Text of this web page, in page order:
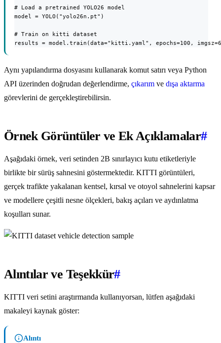
# Load a pretrained YOLO26 model
model = YOLO("yolo26n.pt")
# Train on kitti dataset
results = model.train(data="kitti.yaml", epochs=100,
Aynı yapılandırma dosyasını kullanarak komut satırı veya Python
API üzerinden doğrudan değerlendirme, çıkarım ve dışa aktarma
görevlerini de gerçekleştirebilirsin.
Örnek Görüntüler ve Ek Açıklamalar#
Aşağıdaki örnek, veri setinden 2B sınırlayıcı kutu etiketleriyle
birlikte bir sürüş sahnesini göstermektedir. KITTI görüntüleri,
gerçek trafikte yakalanan kentsel, kırsal ve otoyol sahnelerini kapsar
ve modellere çeşitli nesne ölçekleri, bakış açıları ve aydınlatma
koşulları sunar.
Alıntılar ve Teşekkür#
KITTI veri setini araştırmanda kullanıyorsan, lütfen aşağıdaki
makaleyi kaynak göster:
Alıntı